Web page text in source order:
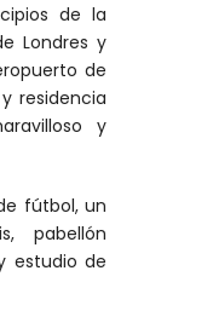
de la
Londres y
de
residencia
y
fútbol, un
pabellón
estudio de